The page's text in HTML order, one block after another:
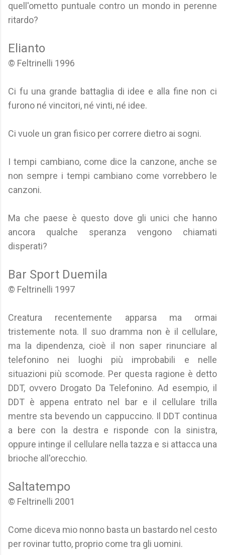
quell'ometto puntuale contro un mondo in perenne
ritardo?
Elianto
© Feltrinelli 1996
Ci fu una grande battaglia di idee e alla fine non ci
furono né vincitori, né vinti, né idee.
Ci vuole un gran fisico per correre dietro ai sogni.
I tempi cambiano, come dice la canzone, anche se
non sempre i tempi cambiano come vorrebbero le
canzoni.
Ma che paese è questo dove gli unici che hanno
ancora qualche speranza vengono chiamati
disperati?
Bar Sport Duemila
© Feltrinelli 1997
Creatura recentemente apparsa ma ormai
tristemente nota. Il suo dramma non è il cellulare,
ma la dipendenza, cioè il non saper rinunciare al
telefonino nei luoghi più improbabili e nelle
situazioni più scomode. Per questa ragione è detto
DDT, ovvero Drogato Da Telefonino. Ad esempio, il
DDT è appena entrato nel bar e il cellulare trilla
mentre sta bevendo un cappuccino. Il DDT continua
a bere con la destra e risponde con la sinistra,
oppure intinge il cellulare nella tazza e si attacca una
brioche all'orecchio.
Saltatempo
© Feltrinelli 2001
Come diceva mio nonno basta un bastardo nel cesto
per rovinar tutto, proprio come tra gli uomini.